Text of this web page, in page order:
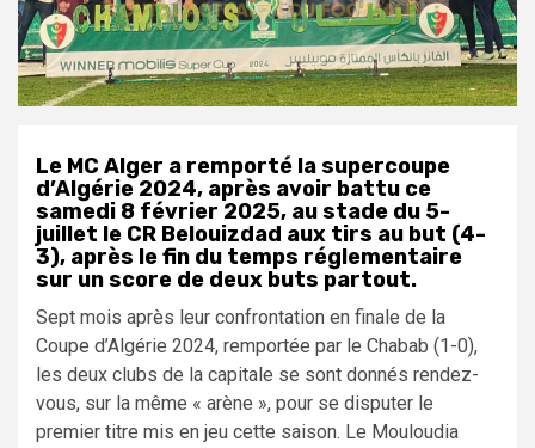
Le MC Alger a remporté la supercoupe
d’Algérie 2024, après avoir battu ce
samedi 8 février 2025, au stade du 5-
juillet le CR Belouizdad aux tirs au but (4-
3), après le fin du temps réglementaire
sur un score de deux buts partout.
Sept mois après leur confrontation en finale de la
Coupe d’Algérie 2024, remportée par le Chabab (1-0),
les deux clubs de la capitale se sont donnés rendez-
vous, sur la même « arène », pour se disputer le
premier titre mis en jeu cette saison. Le Mouloudia